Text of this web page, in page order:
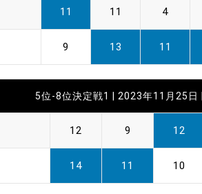
11 11 4
9 13 11
5位-8位決定戦1 | 2023年11月25日 |
12 9 12
14 11 10